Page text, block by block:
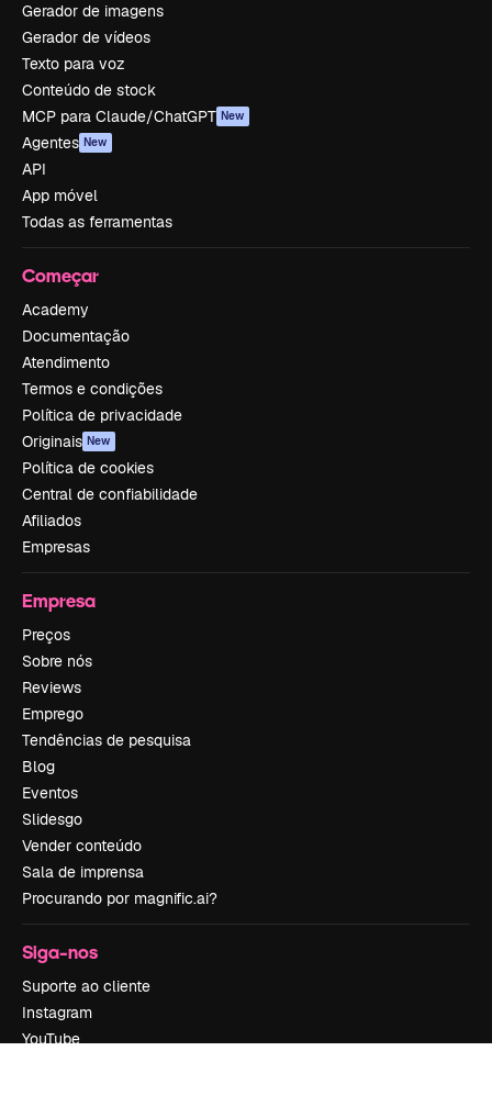
Gerador de imagens
Gerador de vídeos
Texto para voz
Conteúdo de stock
MCP para Claude/ChatGPT New
Agentes New
API
App móvel
Todas as ferramentas
Começar
Academy
Documentação
Atendimento
Termos e condições
Política de privacidade
Originais New
Política de cookies
Central de confiabilidade
Afiliados
Empresas
Empresa
Preços
Sobre nós
Reviews
Emprego
Tendências de pesquisa
Blog
Eventos
Slidesgo
Vender conteúdo
Sala de imprensa
Procurando por magnific.ai?
Siga-nos
Suporte ao cliente
Instagram
YouTube